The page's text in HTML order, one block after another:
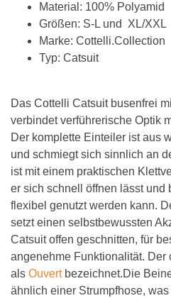
Material: 100% Polyamid
Größen: S-L und XL/XXL
Marke: Cottelli.Collection
Typ: Catsuit
Das Cottelli Catsuit busenfrei
verbindet verführerische Optik
Der komplette Einteiler ist aus
und schmiegt sich sinnlich an
ist mit einem praktischen
er sich schnell öffnen lässt und
flexibel genutzt werden kann.
setzt einen selbstbewussten
Catsuit offen geschnitten, für
angenehme Funktionalität. Der
als Ouvertbezeichnet.Die
ähnlich einer Strumpfhose,